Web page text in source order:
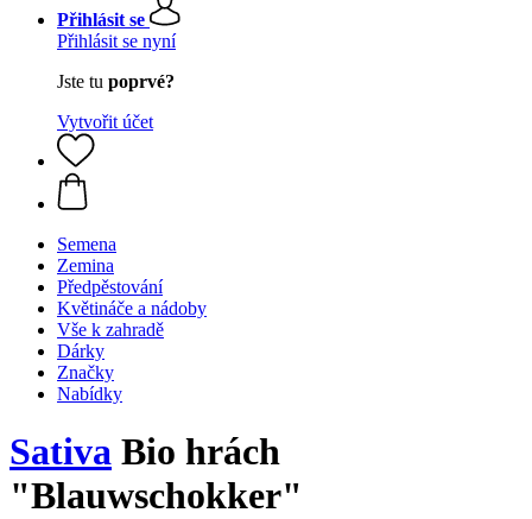
Přihlásit se
Přihlásit se nyní
Jste tu poprvé?
Vytvořit účet
Semena
Zemina
Předpěstování
Květináče a nádoby
Vše k zahradě
Dárky
Značky
Nabídky
Sativa Bio hrách
"Blauwschokker"